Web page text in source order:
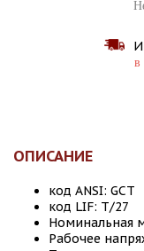
в
ОПИСАНИЕ
код ANSI: GCT
код LIF: T/27
Номинальная
Рабочее